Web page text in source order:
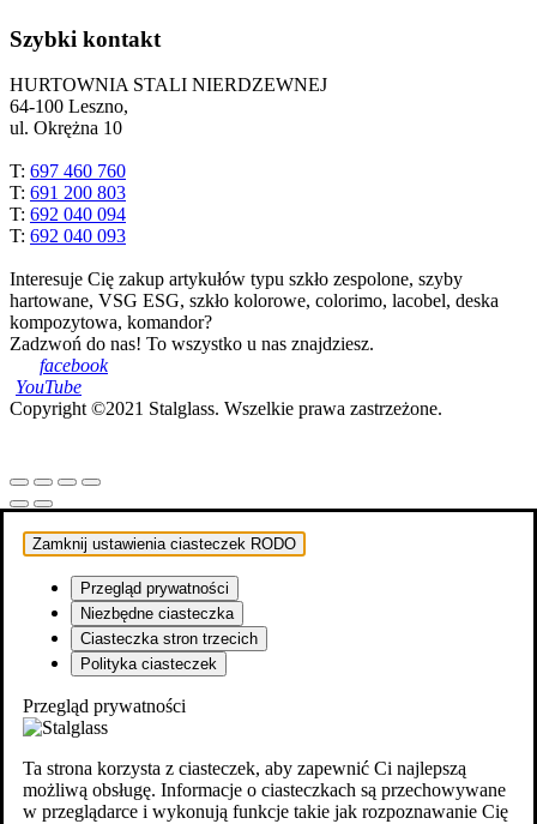
Szybki kontakt
HURTOWNIA STALI NIERDZEWNEJ
64-100 Leszno,
ul. Okrężna 10
T: 697 460 760
T: 691 200 803
T: 692 040 094
T: 692 040 093
Interesuje Cię zakup artykułów typu szkło zespolone, szyby
hartowane, VSG ESG, szkło kolorowe, colorimo, lacobel, deska
kompozytowa, komandor?
Zadzwoń do nas! To wszystko u nas znajdziesz.
Copyright ©2021 Stalglass. Wszelkie prawa zastrzeżone.
Zamknij ustawienia ciasteczek RODO
Przegląd prywatności
Niezbędne ciasteczka
Ciasteczka stron trzecich
Polityka ciasteczek
Przegląd prywatności
Ta strona korzysta z ciasteczek, aby zapewnić Ci najlepszą
możliwą obsługę. Informacje o ciasteczkach są przechowywane
w przeglądarce i wykonują funkcje takie jak rozpoznawanie Cię